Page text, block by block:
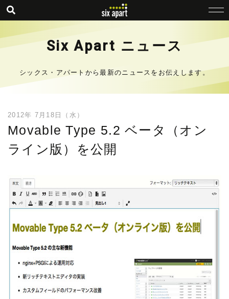
Six Apart ニュース
シックス・アパートから最新のニュースをお伝えします。
2012年 7月18日（水）
Movable Type 5.2 ベータ（オン
ライン版）を公開